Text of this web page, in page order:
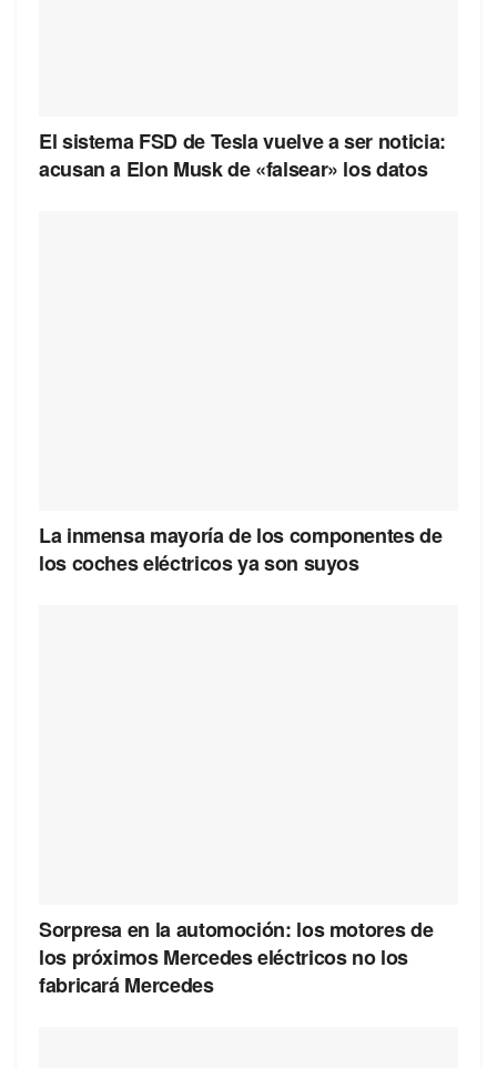
El sistema FSD de Tesla vuelve a ser noticia:
acusan a Elon Musk de «falsear» los datos
La inmensa mayoría de los componentes de
los coches eléctricos ya son suyos
Sorpresa en la automoción: los motores de
los próximos Mercedes eléctricos no los
fabricará Mercedes